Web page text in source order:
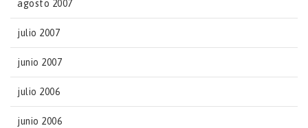
agosto 2007
julio 2007
junio 2007
julio 2006
junio 2006